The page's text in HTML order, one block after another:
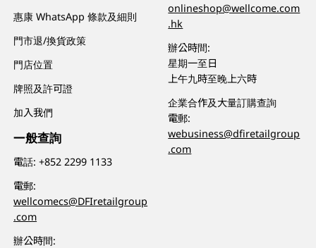
惠康 WhatsApp 條款及細則
門市退/換貨政策
門店位置
牌照及許可證
加入我們
一般查詢
電話:+852 2299 1133
電郵:
wellcomecs@DFIretailgroup
.com
辦公時間:
onlineshop@wellcome.com
.hk
辦公時間:
星期一至日
上午九時至晚上六時
企業合作及大量訂購查詢
電郵:
webusiness@dfiretailgroup
.com